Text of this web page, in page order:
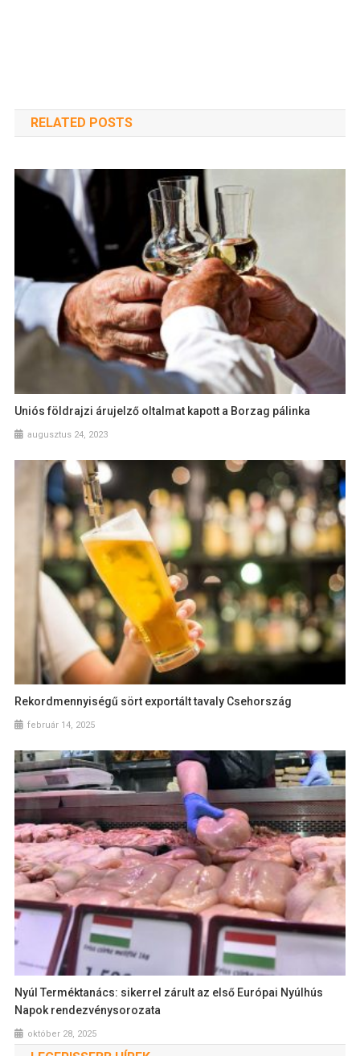
RELATED POSTS
Uniós földrajzi árujelző oltalmat kapott a Borzag pálinka
augusztus 24, 2023
Rekordmennyiségű sört exportált tavaly Csehország
február 14, 2025
Nyúl Terméktanács: sikerrel zárult az első Európai Nyúlhús
Napok rendezvénysorozata
október 28, 2025